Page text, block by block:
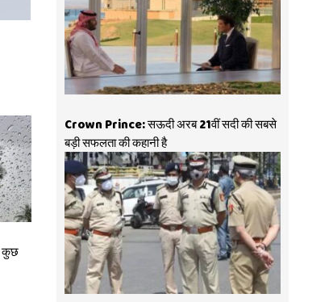
कुछ
Crown Prince: सऊदी अरब 21वीं सदी की सबसे
बड़ी सफलता की कहानी है